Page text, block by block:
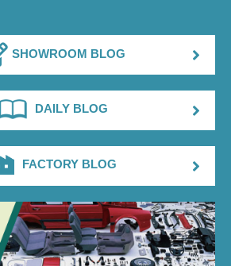
SHOWROOM BLOG
DAILY BLOG
FACTORY BLOG